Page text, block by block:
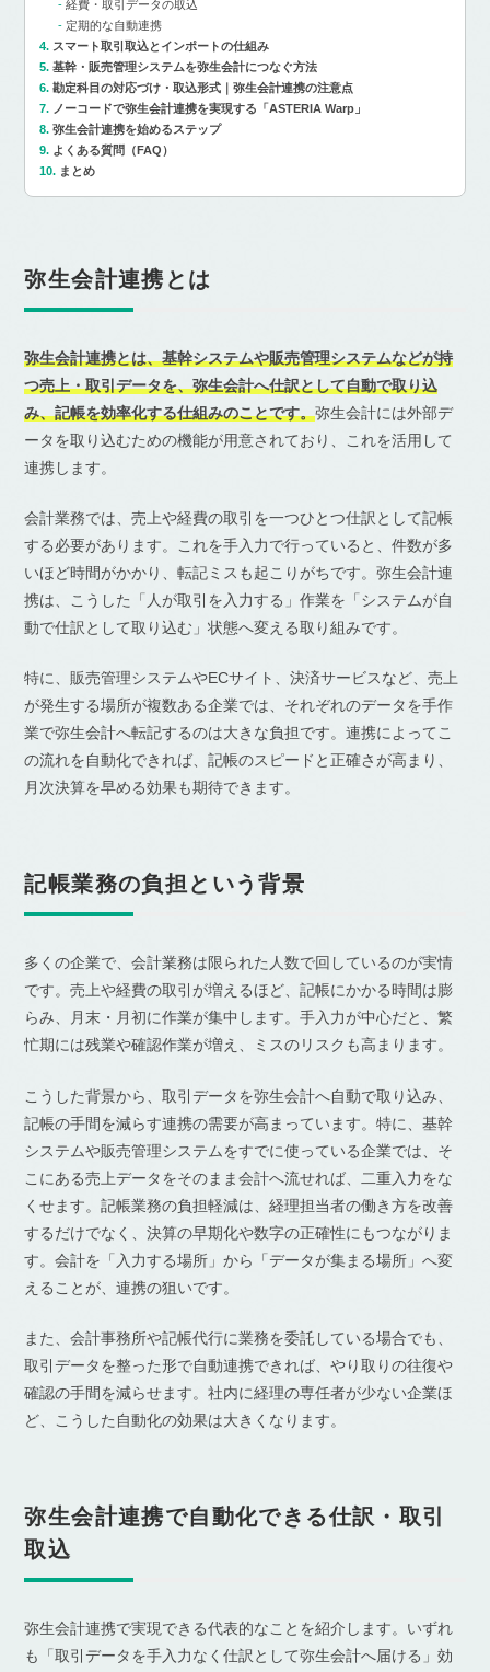
経費・取引データの取込
定期的な自動連携
スマート取引取込とインポートの仕組み
基幹・販売管理システムを弥生会計につなぐ方法
勘定科目の対応づけ・取込形式｜弥生会計連携の注意点
ノーコードで弥生会計連携を実現する「ASTERIA Warp」
弥生会計連携を始めるステップ
よくある質問（FAQ）
まとめ
弥生会計連携とは
弥生会計連携とは、基幹システムや販売管理システムなどが持
つ売上・取引データを、弥生会計へ仕訳として自動で取り込
み、記帳を効率化する仕組みのことです。弥生会計には外部デ
ータを取り込むための機能が用意されており、これを活用して
連携します。
会計業務では、売上や経費の取引を一つひとつ仕訳として記帳
する必要があります。これを手入力で行っていると、件数が多
いほど時間がかかり、転記ミスも起こりがちです。弥生会計連
携は、こうした「人が取引を入力する」作業を「システムが自
動で仕訳として取り込む」状態へ変える取り組みです。
特に、販売管理システムやECサイト、決済サービスなど、売上
が発生する場所が複数ある企業では、それぞれのデータを手作
業で弥生会計へ転記するのは大きな負担です。連携によってこ
の流れを自動化できれば、記帳のスピードと正確さが高まり、
月次決算を早める効果も期待できます。
記帳業務の負担という背景
多くの企業で、会計業務は限られた人数で回しているのが実情
です。売上や経費の取引が増えるほど、記帳にかかる時間は膨
らみ、月末・月初に作業が集中します。手入力が中心だと、繁
忙期には残業や確認作業が増え、ミスのリスクも高まります。
こうした背景から、取引データを弥生会計へ自動で取り込み、
記帳の手間を減らす連携の需要が高まっています。特に、基幹
システムや販売管理システムをすでに使っている企業では、そ
こにある売上データをそのまま会計へ流せれば、二重入力をな
くせます。記帳業務の負担軽減は、経理担当者の働き方を改善
するだけでなく、決算の早期化や数字の正確性にもつながりま
す。会計を「入力する場所」から「データが集まる場所」へ変
えることが、連携の狙いです。
また、会計事務所や記帳代行に業務を委託している場合でも、
取引データを整った形で自動連携できれば、やり取りの往復や
確認の手間を減らせます。社内に経理の専任者が少ない企業ほ
ど、こうした自動化の効果は大きくなります。
弥生会計連携で自動化できる仕訳・取引
取込
弥生会計連携で実現できる代表的なことを紹介します。いずれ
も「取引データを手入力なく仕訳として弥生会計へ届ける」効